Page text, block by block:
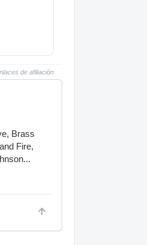
de afiliación
Brass
Fire,